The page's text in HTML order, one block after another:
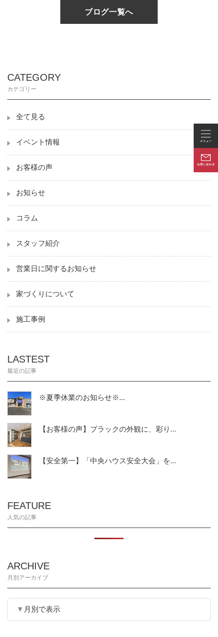
CATEGORY
カテゴリー
全て見る
イベント情報
お客様の声
お知らせ
コラム
スタッフ紹介
営業日に関するお知らせ
家づくりについて
施工事例
LASTEST
最近の記事
※夏季休業のお知らせ※...
【お客様の声】ブラックの外観に、彩り...
【安全第一】「中央ハウス安全大会」を...
FEATURE
人気の記事
ARCHIVE
月別アーカイブ
月別で表示
ブログ一覧へ